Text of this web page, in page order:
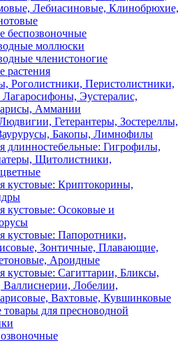
Лебиасиновые, Клинобрюхие,
беспозвоночные
моллюски
членистоногие
растения
Роголистники, Перистолистники,
Эустералис,
Аммании
Гетерантеры, Зостереллы,
Бакопы, Лимнофилы
длинностебельные: Гигрофилы,
Щитолистники,
кустовые: Криптокорины,
кустовые: Осоковые и
кустовые: Папоротники,
Зонтичные, Плавающие,
Ароидные
кустовые: Сагиттарии, Бликсы,
Валлиснерии, Лобелии,
Вахтовые, Кувшинковые
для пресноводной